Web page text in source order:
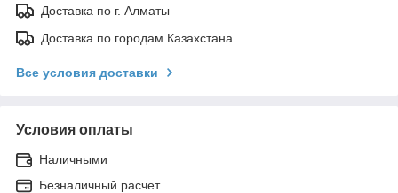
Доставка по г. Алматы
Доставка по городам Казахстана
Все условия доставки
Условия оплаты
Наличными
Безналичный расчет